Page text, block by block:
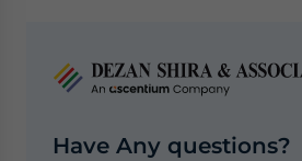
Have Any questions?